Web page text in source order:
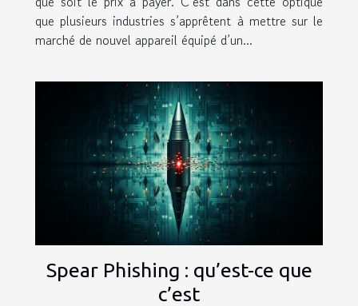
que plusieurs industries s’apprêtent à mettre sur le
marché de nouvel appareil équipé d’un...
Spear Phishing : qu’est-ce que
c’est